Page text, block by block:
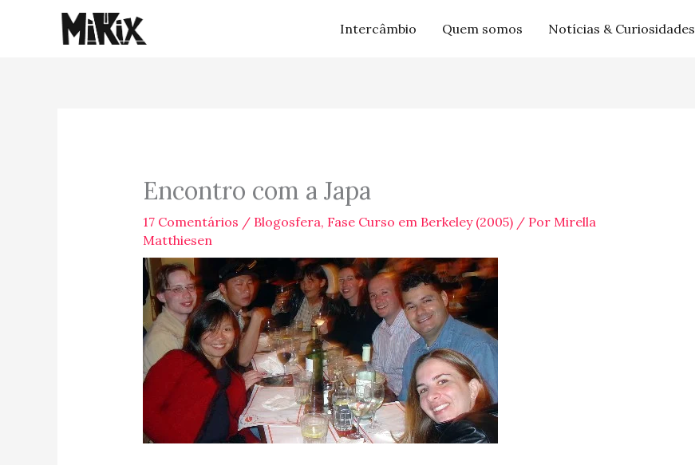
Intercâmbio Quem somos Notícias & Curiosidades
Encontro com a Japa
17 Comentários / Blogosfera, Fase Curso em Berkeley (2005)/ Por Mirella
Matthiesen